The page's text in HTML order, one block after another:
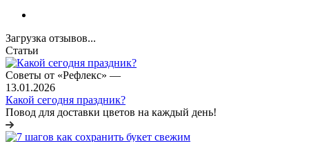
Загрузка отзывов...
Статьи
Советы от «Рефлекс» —
13.01.2026
Какой сегодня праздник?
Повод для доставки цветов на каждый день!